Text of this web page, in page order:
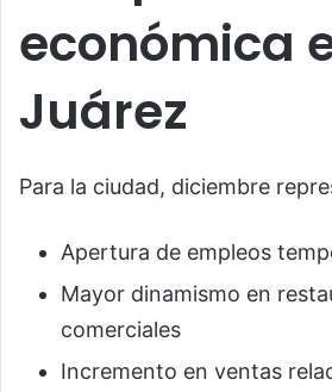
económica
Juárez
Para la ciudad, diciembre
Apertura de empleos
Mayor dinamismo en
comerciales
Incremento en ventas